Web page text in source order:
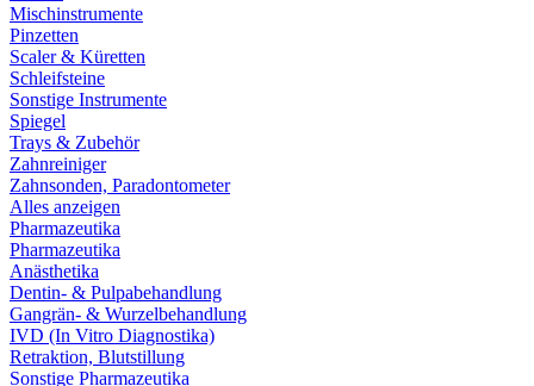
Mischinstrumente
Pinzetten
Scaler & Küretten
Schleifsteine
Sonstige Instrumente
Spiegel
Trays & Zubehör
Zahnreiniger
Zahnsonden, Paradontometer
Alles anzeigen
Pharmazeutika
Pharmazeutika
Anästhetika
Dentin- & Pulpabehandlung
Gangrän- & Wurzelbehandlung
IVD (In Vitro Diagnostika)
Retraktion, Blutstillung
Sonstige Pharmazeutika